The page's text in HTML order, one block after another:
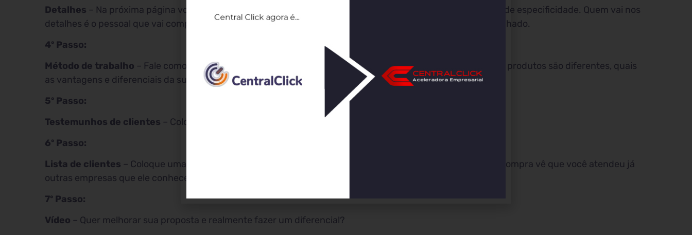
Detalhes – Na próxima página você detalha tudo aquilo que pretende vender, com bastante detalhe e nível de especificidade. Quem vai nos
detalhes é o pessoal que vai comprar, o usuário. Por isso é importante ter das duas formas. Resumido e detalhado.
4º Passo:
Método de trabalho – Fale como você se propõe a realizar o serviço, qual a metodologia, no que você e seus produtos são diferentes, quais
as vantagens e diferenciais da sua empresa.
5º Passo:
Testemunhos de clientes – Coloque uma página com testemunhos reais de clientes satisfeitos.
6º Passo:
Lista de clientes – Coloque uma página com uma lista de clientes. Muitas vezes a pessoa que vai decidir a compra vê que você atendeu já
outras empresas que ele conhece e isso poderá ajudar na decisão. Isso ajuda vender.
7º Passo:
Vídeo – Quer melhorar sua proposta e realmente fazer um diferencial?